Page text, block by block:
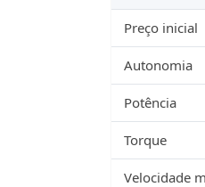
Preço inicial
Autonomia
Potência
Torque
Velocidade